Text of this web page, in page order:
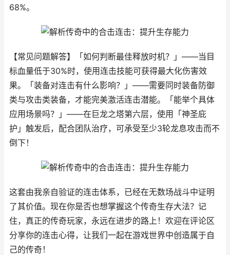
68%。
【常见问题解答】
「如何判断最佳释放时机？」——当目
标血量低于30%时，使用连击技能可获得最大化伤害效
果。「装备对连击有什么影响？」——需要同时装备防御
类与攻击类装备，才能完美激活连击潜能。「能举个具体
应用场景吗？」——在巨龙之塔第六层，使用「神圣庇
护」触发后，配合团队治疗，可承受至少3轮龙息攻击而不
倒下！
这套由我亲自验证的连击体系，已经在无数场战斗中证明
了其价值。现在你是否也想掌握这个传奇生存大法？记
住，真正的传奇玩家，永远在进步的路上！欢迎在评论区
分享你的连击心得，让我们一起在游戏世界中创造属于自
己的传奇！